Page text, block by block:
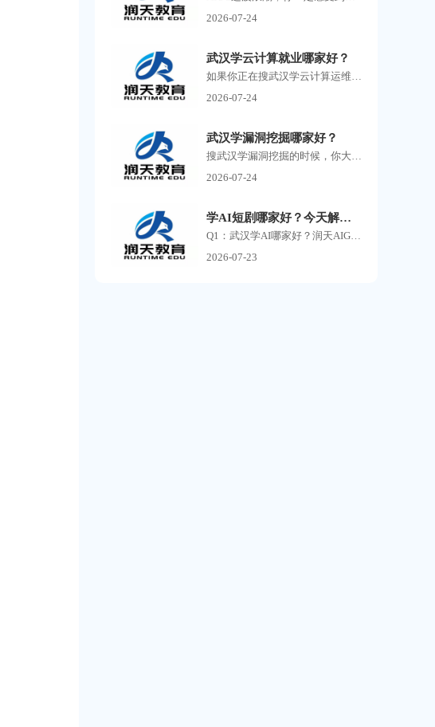
2026-07-24
武汉学云计算就业哪家好？
如果你正在搜武汉学云计算运维，大概率已经发现了一个问题：满屏的培训机构广告，每家都说自己名师授课、实战教学、高薪就业，但到底哪家靠谱，根本分不清。 云计算运维这个方...
2026-07-24
武汉学漏洞挖掘哪家好？
搜武汉学漏洞挖掘的时候，你大概率已经刷到过一堆培训机构的广告了。 有打着零基础包就业旗号的，有号称30天速成渗透测试的，还有把你拉进群先听一节免费课再疯狂推销的。 说实...
2026-07-24
学AI短剧哪家好？今天解析ai课程的常见问答
Q1：武汉学AI哪家好？润天AIGC影视商业班适合零基础小白吗？ A：润天教育是武汉专业AI短剧、AI漫剧培训机构，零基础完全可以报名。课程不要求美术、剪辑、影视专业功底，从AI提示词...
2026-07-23